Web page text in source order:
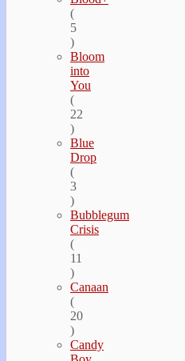
(
5
)
Bloom
into
You
(
22
)
Blue
Drop
(
3
)
Bubblegum
Crisis
(
11
)
Canaan
(
20
)
Candy